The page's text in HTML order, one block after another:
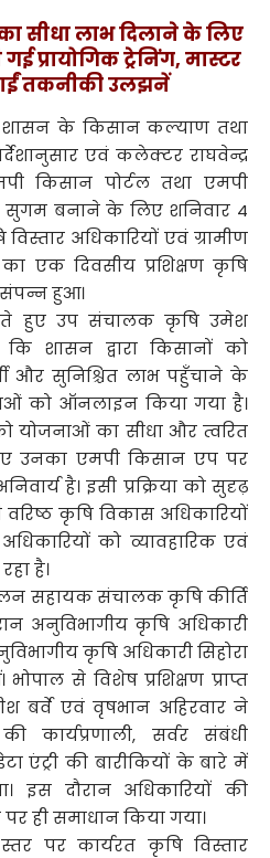
सीधा लाभ दिलाने के लिए
प्रायोगिक ट्रेनिंग, मास्टर
तकनीकी उलझनें
के किसान कल्याण तथा
एवं कलेक्टर राघवेन्द्र
किसान पोर्टल तथा एमपी
बनाने के लिए शनिवार 4
अधिकारियों एवं ग्रामीण
का एक दिवसीय प्रशिक्षण कृषि
संपन्न हुआ।
हुए उप संचालक कृषि उमेश
शासन द्वारा किसानों को
और सुनिश्चित लाभ पहुँचाने के
को ऑनलाइन किया गया है।
योजनाओं का सीधा और त्वरित
उनका एमपी किसान एप पर
है। इसी प्रक्रिया को सुदृढ़
कृषि विकास अधिकारियों
को व्यावहारिक एवं
है।
सहायक संचालक कृषि कीर्ति
अनुविभागीय कृषि अधिकारी
कृषि अधिकारी सिहोरा
से विशेष प्रशिक्षण प्राप्त
बर्वे एवं वृषभान अहिरवार ने
कार्यप्रणाली, सर्वर संबंधी
एंट्री की बारीकियों के बारे में
इस दौरान अधिकारियों की
ही समाधान किया गया।
पर कार्यरत कृषि विस्तार